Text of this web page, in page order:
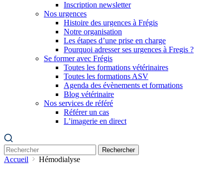
Inscription newsletter
Nos urgences
Histoire des urgences à Frégis
Notre organisation
Les étapes d’une prise en charge
Pourquoi adresser ses urgences à Fregis ?
Se former avec Frégis
Toutes les formations vétérinaires
Toutes les formations ASV
Agenda des évènements et formations
Blog vétérinaire
Nos services de référé
Référer un cas
L’imagerie en direct
Rechercher
Accueil Hémodialyse